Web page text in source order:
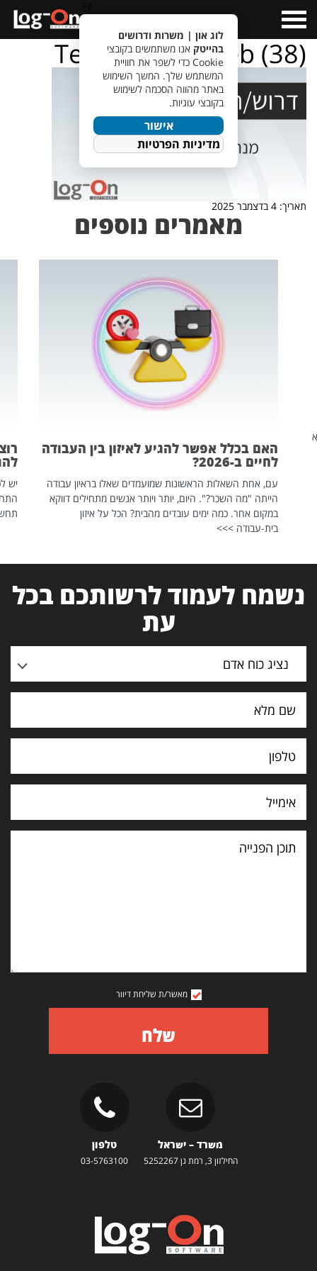
Menu
TempletJobsWeb (38)
תאריך: 4 בדצמבר 2025
מאמרים נוספים
האם בכלל אפשר להגיע לאיזון בין העבודה
לחיים ב-2026?
עם, אחת השאלות הראשונות שמועמדים שאלו בראיון עבודה
הייתה "מה השכר?". היום, יותר ויותר אנשים מתחילים דווקא
במקום אחר. כמה ימים עובדים מהבית? הכל על איזון
בית-עבודה >>>
יש
נשמח לעמוד לרשותכם בכל
עת
נציג כוח אדם
תוכן
הפנייה
מאשר/ת שליחת דיוור
שלח
משרד – ישראל
החילזון 3, רמת גן 5252267
טלפון
03-5763100
לוג און | משרות ודרושים
בהייטק אנו משתמשים בקובצי
Cookie כדי לשפר את חוויית
המשתמש שלך. המשך השימוש
באתר מהווה הסכמה לשימוש
בקובצי עוגיות.
אישור
מדיניות הפרטיות